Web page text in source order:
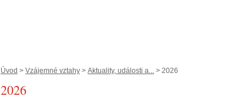
Úvod > Vzájemné vztahy > Aktuality, události a... > 2026
2026